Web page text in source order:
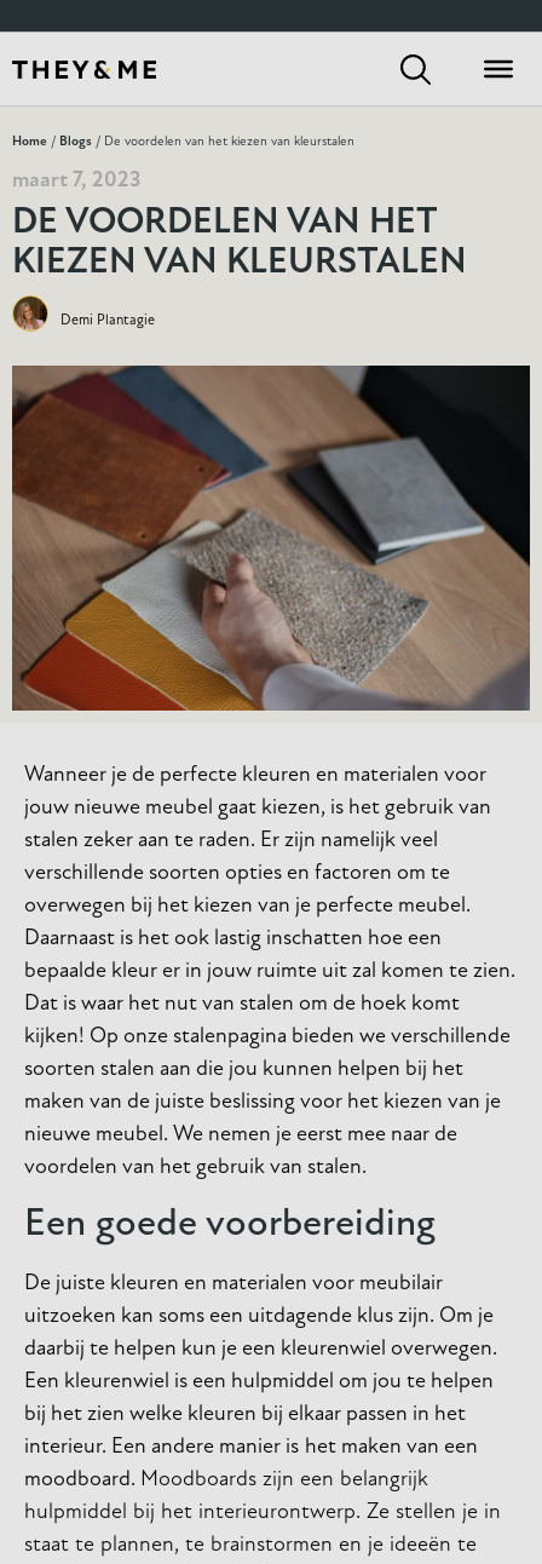
Home / Blogs / De voordelen van het kiezen van kleurstalen
maart 7, 2023
DE VOORDELEN VAN HET
KIEZEN VAN KLEURSTALEN
Demi Plantagie
Wanneer je de perfecte kleuren en materialen voor
jouw nieuwe meubel gaat kiezen, is het gebruik van
stalen zeker aan te raden. Er zijn namelijk veel
verschillende soorten opties en factoren om te
overwegen bij het kiezen van je perfecte meubel.
Daarnaast is het ook lastig inschatten hoe een
bepaalde kleur er in jouw ruimte uit zal komen te zien.
Dat is waar het nut van stalen om de hoek komt
kijken! Op onze stalenpagina bieden we verschillende
soorten stalen aan die jou kunnen helpen bij het
maken van de juiste beslissing voor het kiezen van je
nieuwe meubel. We nemen je eerst mee naar de
voordelen van het gebruik van stalen.
Een goede voorbereiding
De juiste kleuren en materialen voor meubilair
uitzoeken kan soms een uitdagende klus zijn. Om je
daarbij te helpen kun je een kleurenwiel overwegen.
Een kleurenwiel is een hulpmiddel om jou te helpen
bij het zien welke kleuren bij elkaar passen in het
interieur. Een andere manier is het maken van een
moodboard. Moodboards zijn een belangrijk
hulpmiddel bij het interieurontwerp. Ze stellen je in
staat te plannen, te brainstormen en je ideeën te